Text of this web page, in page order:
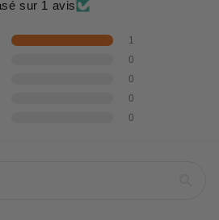
sur 1 avis
1
0
0
0
0